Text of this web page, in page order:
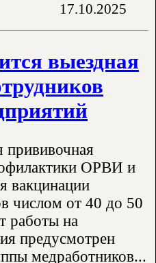
17.10.2025
выездная
прививочная
ОРВИ и
вакцинации
числом от 40 до 50
работы на
предусмотрен
медработников...